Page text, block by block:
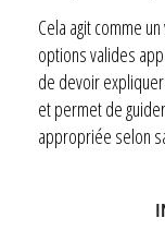
Cela agit comme
options valides
de devoir
et permet de
appropriée selon